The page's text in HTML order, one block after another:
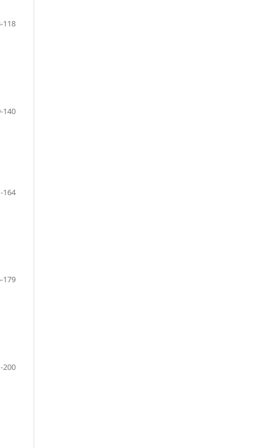
118
140
164
179
200